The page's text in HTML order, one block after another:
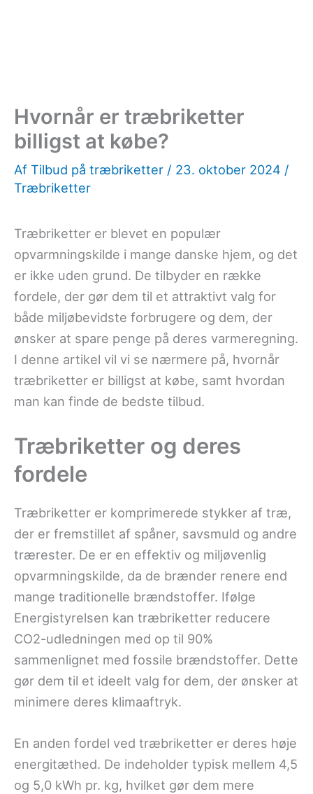
Hvornår er træbriketter
billigst at købe?
Af Tilbud på træbriketter / 23. oktober 2024 /
Træbriketter
Træbriketter er blevet en populær
opvarmningskilde i mange danske hjem, og det
er ikke uden grund. De tilbyder en række
fordele, der gør dem til et attraktivt valg for
både miljøbevidste forbrugere og dem, der
ønsker at spare penge på deres varmeregning.
I denne artikel vil vi se nærmere på, hvornår
træbriketter er billigst at købe, samt hvordan
man kan finde de bedste tilbud.
Træbriketter og deres
fordele
Træbriketter er komprimerede stykker af træ,
der er fremstillet af spåner, savsmuld og andre
trærester. De er en effektiv og miljøvenlig
opvarmningskilde, da de brænder renere end
mange traditionelle brændstoffer. Ifølge
Energistyrelsen kan træbriketter reducere
CO2-udledningen med op til 90%
sammenlignet med fossile brændstoffer. Dette
gør dem til et ideelt valg for dem, der ønsker at
minimere deres klimaaftryk.
En anden fordel ved træbriketter er deres høje
energitæthed. De indeholder typisk mellem 4,5
og 5,0 kWh pr. kg, hvilket gør dem mere